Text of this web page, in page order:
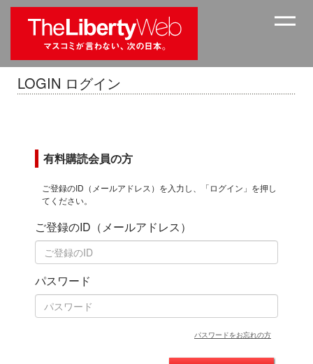
LOGIN ログイン
有料購読会員の方
ご登録のID（メールアドレス）を入力し、「ログイン」を押し
てください。
ご登録のID（メールアドレス）
パスワード
パスワードをお忘れの方